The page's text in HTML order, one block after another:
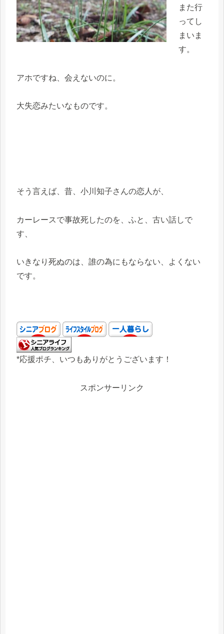
また行
ってし
まいま
す。
アホですね、会えないのに。
大失恋みたいなものです。
そう言えば、昔、小川知子さんの恋人が、
カーレースで事故死したのを、ふと、古い話しで
す、
いきなり死ぬのは、誰の為にもならない、よくない
です。
*応援ポチ、いつもありがとうございます！
スポンサーリンク